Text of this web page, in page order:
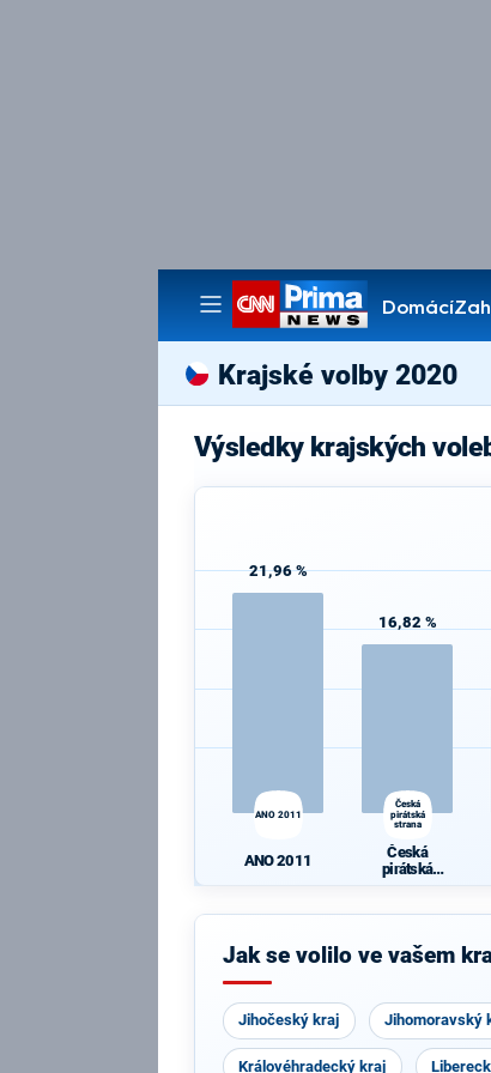
Domácí
Pořady
Krajské volby 2020
Výsledky krajských
21,96 %
ANO 2011
ANO 2011
16,82 %
Česká
pirátská
strana
Česká
pirátská
Jak se volilo ve vašem
Jihočeský kraj Jihomoravský
Královéhradecký kraj